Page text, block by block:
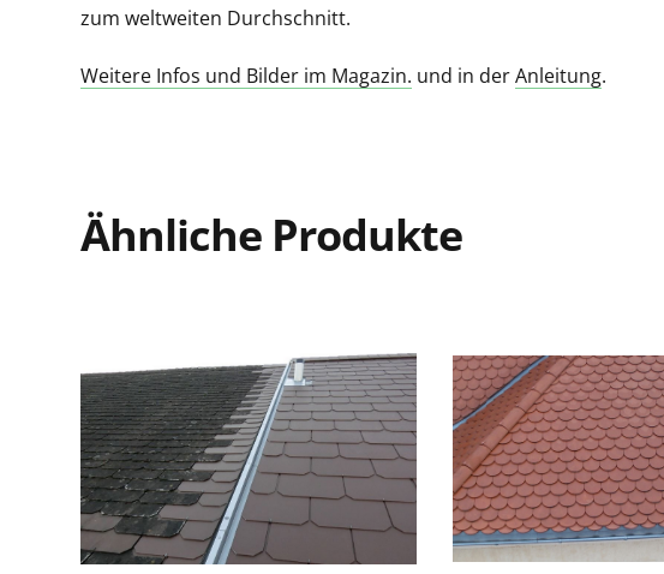
zum weltweiten Durchschnitt.
Weitere Infos und Bilder im Magazin. und in derAnleitung.
Ähnliche Produkte